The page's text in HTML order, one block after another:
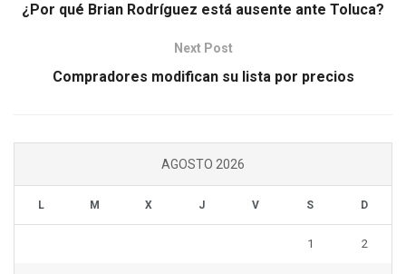
¿Por qué Brian Rodríguez está ausente ante Toluca?
Next Post
Compradores modifican su lista por precios
AGOSTO 2026
L M X J V S D
1 2